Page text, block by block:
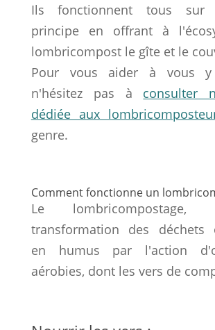
Ils fonctionnent tous sur
principe en offrant à
lombricompost le gîte et le
Pour vous aider à vous y
n'hésitez pas à consulter
dédiée aux
genre.
Comment fonctionne un
Le
transformation des déchets
en humus par l'action
aérobies, dont les vers de